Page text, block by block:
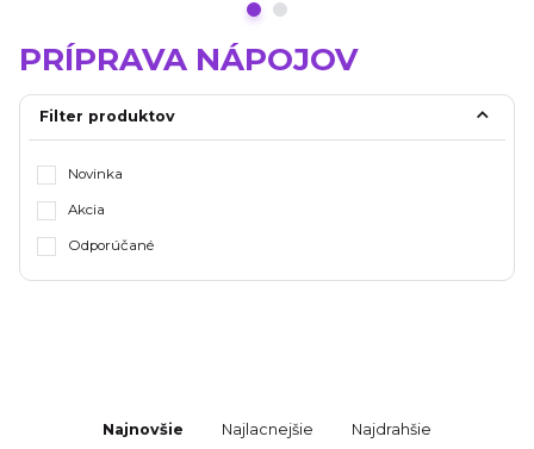
PRÍPRAVA NÁPOJOV
Filter produktov
Novinka
Akcia
Odporúčané
Najnovšie Najlacnejšie Najdrahšie